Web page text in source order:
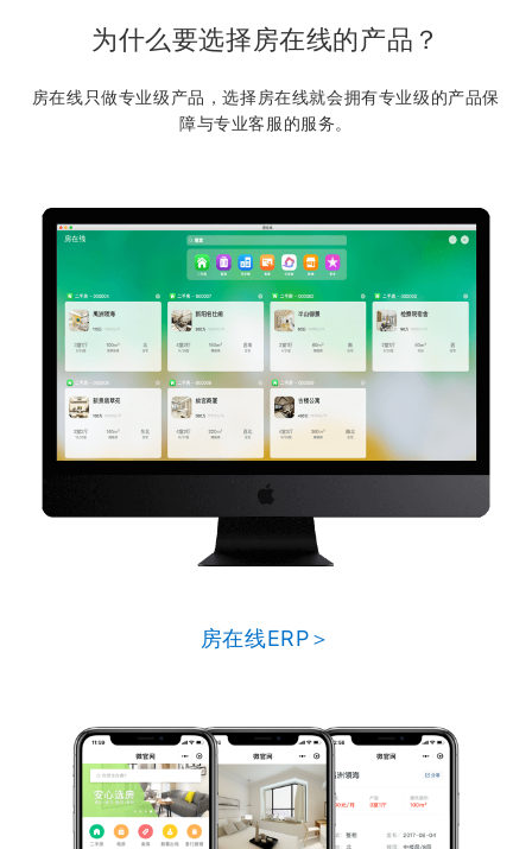
为什么要选择房在线的产品？
房在线只做专业级产品，选择房在线就会拥有专业级的产品保
障与专业客服的服务。
房在线ERP＞